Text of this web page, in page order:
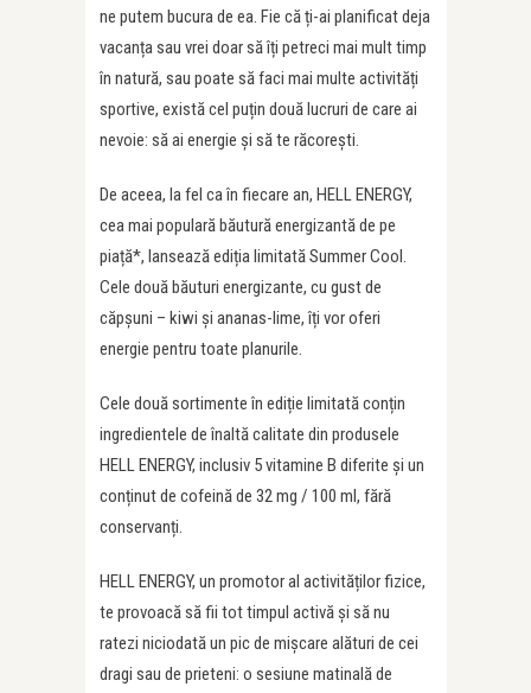
ne putem bucura de ea. Fie că ți-ai planificat deja
vacanța sau vrei doar să îți petreci mai mult timp
în natură, sau poate să faci mai multe activități
sportive, există cel puțin două lucruri de care ai
nevoie: să ai energie și să te răcorești.
De aceea, la fel ca în fiecare an, HELL ENERGY,
cea mai populară băutură energizantă de pe
piață*, lansează ediția limitată Summer Cool.
Cele două băuturi energizante, cu gust de
căpșuni – kiwi și ananas-lime, îți vor oferi
energie pentru toate planurile.
Cele două sortimente în ediție limitată conțin
ingredientele de înaltă calitate din produsele
HELL ENERGY, inclusiv 5 vitamine B diferite și un
conținut de cofeină de 32 mg / 100 ml, fără
conservanți.
HELL ENERGY, un promotor al activităților fizice,
te provoacă să fii tot timpul activă și să nu
ratezi niciodată un pic de mișcare alături de cei
dragi sau de prieteni: o sesiune matinală de